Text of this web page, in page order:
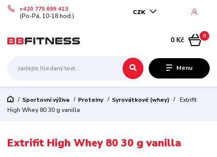
Menu
CZK
+420 775 699 413
(Po-Pá, 10-18 hod.)
0
0 Kč
Sportovní výživa Proteiny Syrovátkové (whey)
Extrifit
High Whey 80 30 g vanilla
Extrifit High Whey 80 30 g vanilla